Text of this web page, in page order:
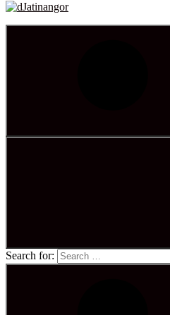
Search for: